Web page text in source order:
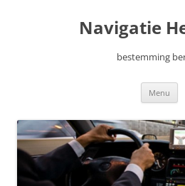
Navigatie
bestemming
Menu